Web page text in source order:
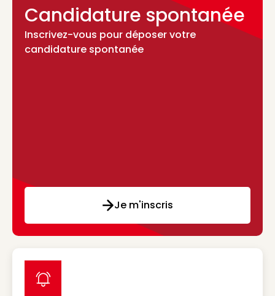
Candidature spontanée
Inscrivez-vous pour déposer votre
candidature spontanée
Je m'inscris
label icon